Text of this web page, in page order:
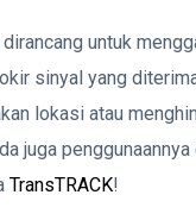
untuk
sinyal yang
lokasi atau
juga
TransTRACK!